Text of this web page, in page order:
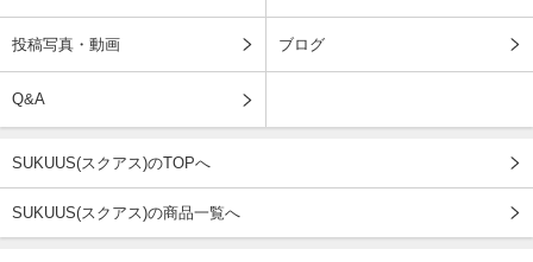
投稿写真・動画 ブログ
Q&A
SUKUUS(スクアス)のTOPへ
SUKUUS(スクアス)の商品一覧へ